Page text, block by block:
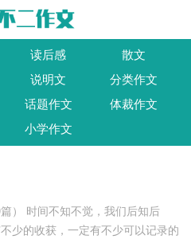
读后感
散文
说明文
分类作文
话题作文
体裁作文
小学作文
） 时间不知不觉，我们后知后
少的收获，一定有不少可以记录的